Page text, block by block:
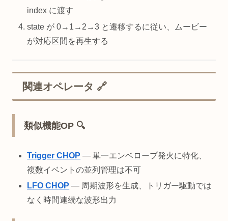
index に渡す
state が 0→1→2→3 と遷移するに従い、ムービー
が対応区間を再生する
関連オペレータ 🔗
類似機能OP 🔍
Trigger CHOP — 単一エンベロープ発火に特化、
複数イベントの並列管理は不可
LFO CHOP — 周期波形を生成、トリガー駆動では
なく時間連続な波形出力